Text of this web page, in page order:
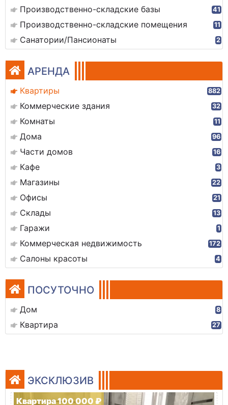
Производственно-складские базы 41
Производственно-складские помещения 11
Санатории/Пансионаты 2
АРЕНДА
Квартиры 882
Коммерческие здания 32
Комнаты 11
Дома 96
Части домов 16
Кафе 3
Магазины 22
Офисы 21
Склады 13
Гаражи 1
Коммерческая недвижимость 172
Салоны красоты 4
ПОСУТОЧНО
Дом 8
Квартира 27
ЭКСКЛЮЗИВ
Квартира 100 000 ₽